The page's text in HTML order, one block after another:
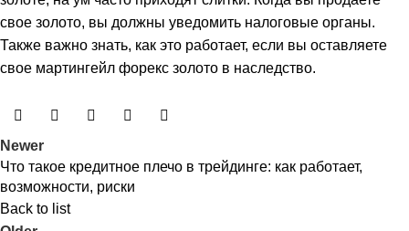
свое золото, вы должны уведомить налоговые органы.
Также важно знать, как это работает, если вы оставляете
свое мартингейл форекс золото в наследство.
Newer
Что такое кредитное плечо в трейдинге: как работает,
возможности, риски
Back to list